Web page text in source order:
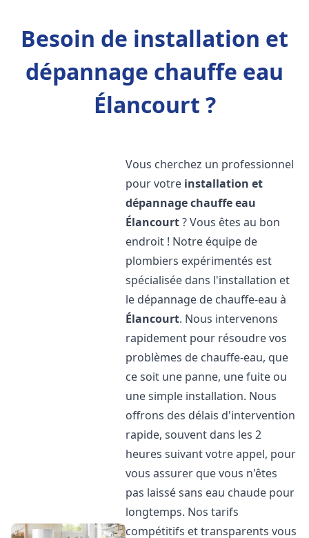
Besoin de installation et
dépannage chauffe eau
Élancourt ?
Vous cherchez un professionnel
pour votre installation et
dépannage chauffe eau
Élancourt? Vous êtes au bon
endroit ! Notre équipe de
plombiers expérimentés est
spécialisée dans l'installation et
le dépannage de chauffe-eau à
Élancourt. Nous intervenons
rapidement pour résoudre vos
problèmes de chauffe-eau, que
ce soit une panne, une fuite ou
une simple installation. Nous
offrons des délais d'intervention
rapide, souvent dans les 2
heures suivant votre appel, pour
vous assurer que vous n'êtes
pas laissé sans eau chaude pour
longtemps. Nos tarifs
compétitifs et transparents vous